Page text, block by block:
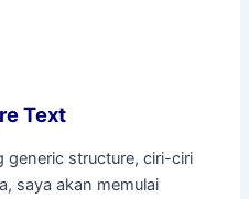
Text
generic structure, ciri-ciri
saya akan memulai